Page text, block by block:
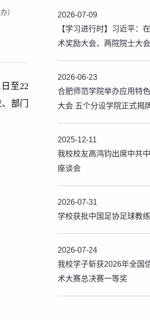
）
至22
部门
2026-07-09
【学习进行时】习近平：
术奖励大会、两院院士大
2026-06-23
合肥师范学院举办应用特
大会 五个分设学院正式揭
2025-12-11
我校校友高鸿钧出席中共
座谈会
2026-07-31
学校获批中国足协足球教
2026-07-24
我校学子斩获2026年全国
术大赛总决赛一等奖